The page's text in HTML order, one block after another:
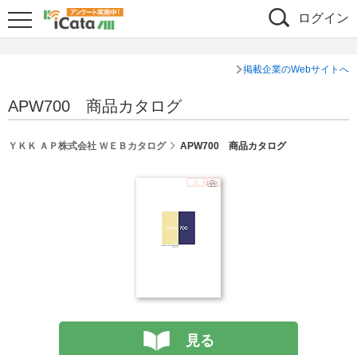
ログイン
掲載企業のWebサイトへ
APW700 商品カタログ
ＹＫＫ ＡＰ株式会社 ＷＥＢカタログ APW700 商品カタログ
見る